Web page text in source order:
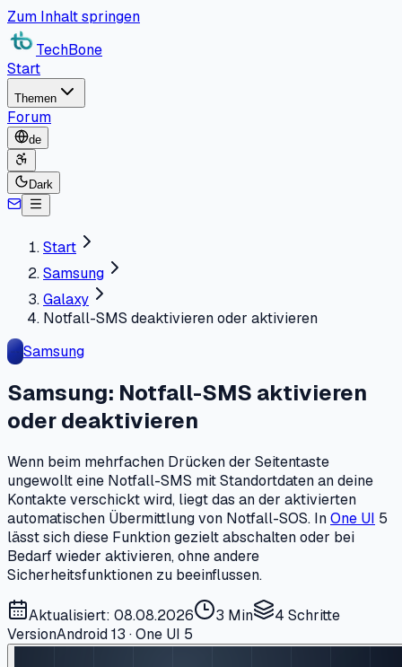
Zum Inhalt springen
TechBone
Start
Themen
Forum
de
Dark
Start
Samsung
Galaxy
Notfall-SMS deaktivieren oder aktivieren
Samsung
Samsung: Notfall-SMS aktivieren
oder deaktivieren
Wenn beim mehrfachen Drücken der Seitentaste
ungewollt eine Notfall-SMS mit Standortdaten an deine
Kontakte verschickt wird, liegt das an der aktivierten
automatischen Übermittlung von Notfall-SOS. InOne UI 5
lässt sich diese Funktion gezielt abschalten oder bei
Bedarf wieder aktivieren, ohne andere
Sicherheitsfunktionen zu beeinflussen.
Aktualisiert: 08.08.2026 3 Min 4 Schritte
VersionAndroid 13 · One UI 5